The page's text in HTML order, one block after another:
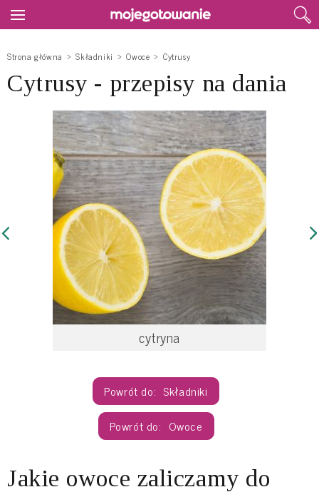
Strona główna Składniki Owoce Cytrusy
Cytrusy - przepisy na dania
cytryna
Składniki
Owoce
Jakie owoce zaliczamy do